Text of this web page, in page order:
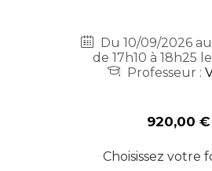
Du 10/09/2026
de 17h10 à 18h25
Professeur :
920,00 €
Choisissez votre